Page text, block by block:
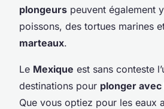
plongeurs peuvent également
poissons, des tortues marines
marteaux.
Le Mexique est sans conteste
destinations pour plonger
Que vous optiez pour les eaux